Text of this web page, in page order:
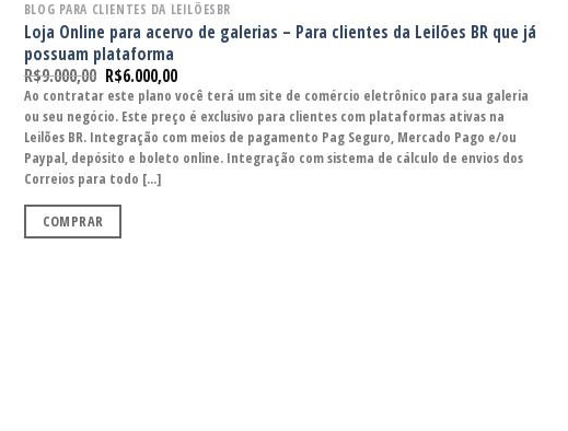
BLOG PARA CLIENTES DA LEILÕESBR
Loja Online para acervo de galerias – Para clientes da Leilões BR que já
possuam plataforma
R$9.000,00 R$6.000,00
Ao contratar este plano você terá um site de comércio eletrônico para sua galeria
ou seu negócio. Este preço é exclusivo para clientes com plataformas ativas na
Leilões BR. Integração com meios de pagamento Pag Seguro, Mercado Pago e/ou
Paypal, depósito e boleto online. Integração com sistema de cálculo de envios dos
Correios para todo [...]
COMPRAR